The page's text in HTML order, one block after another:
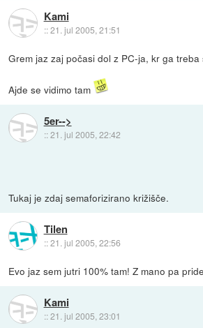
Kami
::21. jul 2005, 21:51
Grem jaz zaj počasi dol z PC-ja, kr ga treba
Ajde se vidimo tam
5er-->
::21. jul 2005, 22:42
Tukaj je zdaj semaforizirano križišče.
Tilen
::21. jul 2005, 22:56
Evo jaz sem jutri 100% tam! Z mano pa
Kami
::21. jul 2005, 23:01